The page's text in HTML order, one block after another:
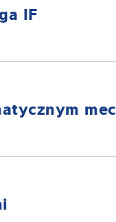
z agresywnymi
mobilność
IF